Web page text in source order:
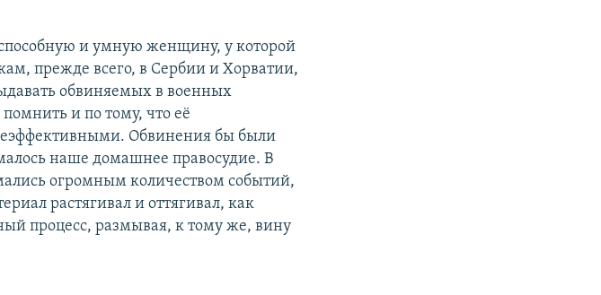
и умную женщину, у которой
прежде всего, в Сербии и Хорватии,
обвиняемых в военных
и по тому, что её
Обвинения бы были
наше домашнее правосудие. В
огромным количеством событий,
растягивал и оттягивал, как
процесс, размывая, к тому же, вину